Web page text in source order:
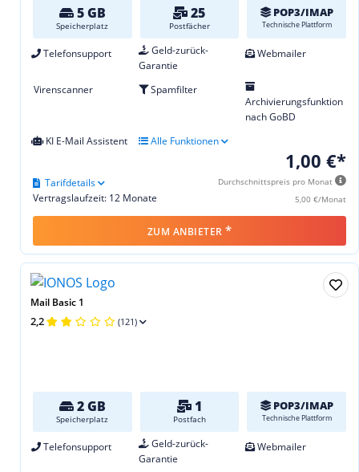
5 GB
Speicherplatz
25
Postfächer
POP3/IMAP
Technische Plattform
Telefonsupport
Geld-zurück-
Garantie
Webmailer
Virenscanner
Spamfilter
Archivierungsfunktion
nach GoBD
KI E-Mail Assistent
Alle Funktionen
1,00 €*
Durchschnittspreis pro Monat
5,00 €/Monat
Vertragslaufzeit: 12 Monate
Tarifdetails
ZUM ANBIETER *
Mail Basic 1
2,2 (121)
2 GB
Speicherplatz
1
Postfach
POP3/IMAP
Technische Plattform
Telefonsupport
Geld-zurück-
Garantie
Webmailer